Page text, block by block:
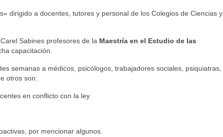
dirigido a docentes, tutores y personal de los Colegios de Ciencias y
Sabines profesores de la Maestría en el Estudio de las
capacitación.
semanas a médicos, psicólogos, trabajadores sociales, psiquiatras,
otros son:
en conflicto con la ley
por mencionar algunos.